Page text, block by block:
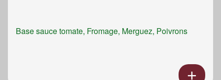
Base sauce tomate, Fromage, Merguez, Poivrons